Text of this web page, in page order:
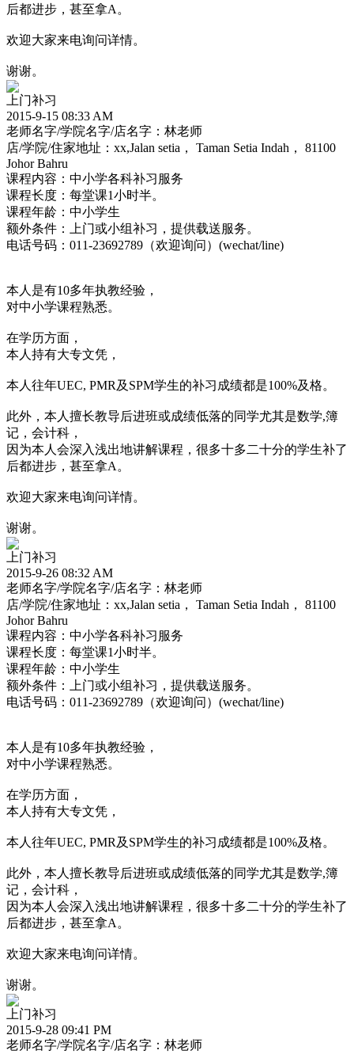
后都进步，甚至拿A。
欢迎大家来电询问详情。
谢谢。
上门补习
2015-9-15 08:33 AM
老师名字/学院名字/店名字：林老师
店/学院/住家地址：xx,Jalan setia， Taman Setia Indah， 81100
Johor Bahru
课程内容：中小学各科补习服务
课程长度：每堂课1小时半。
课程年龄：中小学生
额外条件：上门或小组补习，提供载送服务。
电话号码：011-23692789（欢迎询问）(wechat/line)
本人是有10多年执教经验，
对中小学课程熟悉。
在学历方面，
本人持有大专文凭，
本人往年UEC, PMR及SPM学生的补习成绩都是100%及格。
此外，本人擅长教导后进班或成绩低落的同学尤其是数学,簿
记，会计科，
因为本人会深入浅出地讲解课程，很多十多二十分的学生补了
后都进步，甚至拿A。
欢迎大家来电询问详情。
谢谢。
上门补习
2015-9-26 08:32 AM
老师名字/学院名字/店名字：林老师
店/学院/住家地址：xx,Jalan setia， Taman Setia Indah， 81100
Johor Bahru
课程内容：中小学各科补习服务
课程长度：每堂课1小时半。
课程年龄：中小学生
额外条件：上门或小组补习，提供载送服务。
电话号码：011-23692789（欢迎询问）(wechat/line)
本人是有10多年执教经验，
对中小学课程熟悉。
在学历方面，
本人持有大专文凭，
本人往年UEC, PMR及SPM学生的补习成绩都是100%及格。
此外，本人擅长教导后进班或成绩低落的同学尤其是数学,簿
记，会计科，
因为本人会深入浅出地讲解课程，很多十多二十分的学生补了
后都进步，甚至拿A。
欢迎大家来电询问详情。
谢谢。
上门补习
2015-9-28 09:41 PM
老师名字/学院名字/店名字：林老师